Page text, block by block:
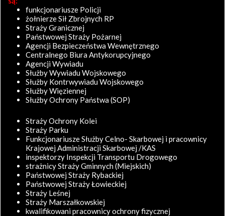
funkcjonariusze Policji
żołnierze Sił Zbrojnych RP
Straży Granicznej
Państwowej Straży Pożarnej
Agencji Bezpieczeństwa Wewnętrznego
Centralnego Biura Antykorupcyjnego
Agencji Wywiadu
Służby Wywiadu Wojskowego
Służby Kontrwywiadu Wojskowego
Służby Więziennej
Służby Ochrony Państwa (SOP)
Straży Ochrony Kolei
Straży Parku
Funkcjonariusze Służby Celno- Skarbowej i pracownicy
Krajowej Administracji Skarbowej /KAS
inspektorzy Inspekcji Transportu Drogowego
strażnicy Straży Gminnych (Miejskich)
Państwowej Straży Rybackiej
Państwowej Straży Łowieckiej
Straży Leśnej
Straży Marszałkowskiej
kwalifikowani pracownicy ochrony fizycznej